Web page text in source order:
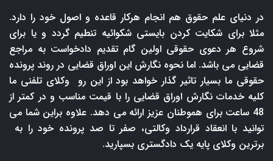
در دنیای علم حقوق هم انجام هرکار قاعده و اصول خود را دارد.
مثلا برای شکایت کردن بایستی شکوائیه تنطیم گردد و یا برای
شروع هر دعوی حقوقی اولین گام تقدیم دادخواست به مراجع
قضایی می باشد. اما نحوه نگارش این اوراق قضایی در روند پرونده
حقوقی ما بسیار تاثیر گذار خواهد بود از این رو وکلای تلفنی ما
کلیه خدمات نگارش اوراق قضایی را با قیمت مناسب و در کمتر از
48 ساعت برای هموطنان عزیز ارائه می دهد. علاوه براین شما می
توانید با انعقاد قرارداد وکالتی، صفر تا صد پرونده خود را به
برترین وکلای پایه یک دادگستری بسپارید.